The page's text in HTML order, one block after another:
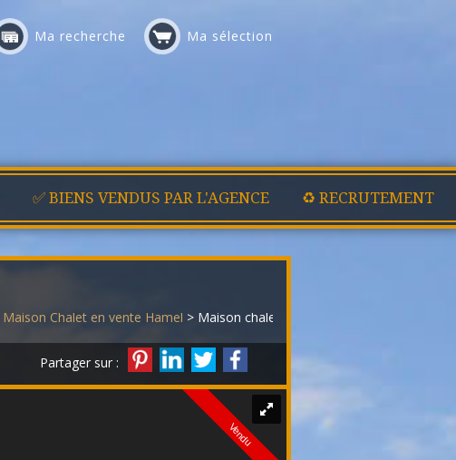
Ma recherche Ma sélection
✅ BIENS VENDUS PAR L'AGENCE ♻️ RECRUTEMENT
Maison Chalet en vente Hamel > Maison chalet VM7875
Partager sur :
Vendu